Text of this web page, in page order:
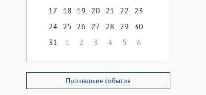
17
18 19 20 21 22
23
24 25 26 27 28 29
30
31
1 2 3 4 5 6
Прошедшие события